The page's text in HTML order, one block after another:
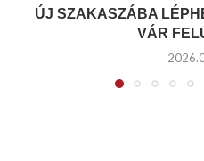
ÚJ SZAKASZÁBA
VÁR